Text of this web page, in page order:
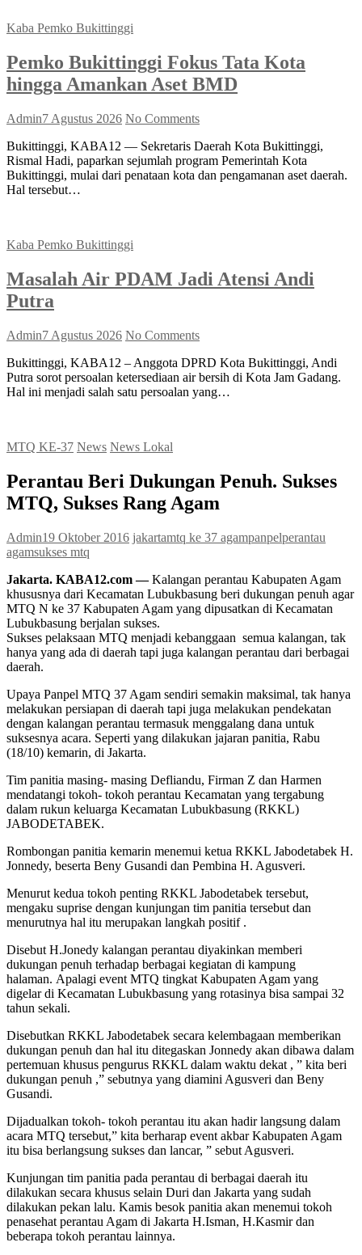
Kaba Pemko Bukittinggi
Pemko Bukittinggi Fokus Tata Kota
hingga Amankan Aset BMD
Admin7 Agustus 2026 No Comments
Bukittinggi, KABA12 — Sekretaris Daerah Kota Bukittinggi,
Rismal Hadi, paparkan sejumlah program Pemerintah Kota
Bukittinggi, mulai dari penataan kota dan pengamanan aset daerah.
Hal tersebut…
Kaba Pemko Bukittinggi
Masalah Air PDAM Jadi Atensi Andi
Putra
Admin7 Agustus 2026 No Comments
Bukittinggi, KABA12 – Anggota DPRD Kota Bukittinggi, Andi
Putra sorot persoalan ketersediaan air bersih di Kota Jam Gadang.
Hal ini menjadi salah satu persoalan yang…
MTQ KE-37 News News Lokal
Perantau Beri Dukungan Penuh. Sukses
MTQ, Sukses Rang Agam
Admin19 Oktober 2016 jakartamtq ke 37 agampanpelperantau
agamsukses mtq
Jakarta. KABA12.com —Kalangan perantau Kabupaten Agam
khususnya dari Kecamatan Lubukbasung beri dukungan penuh agar
MTQ N ke 37 Kabupaten Agam yang dipusatkan di Kecamatan
Lubukbasung berjalan sukses.
Sukses pelaksaan MTQ menjadi kebanggaan semua kalangan, tak
hanya yang ada di daerah tapi juga kalangan perantau dari berbagai
daerah.
Upaya Panpel MTQ 37 Agam sendiri semakin maksimal, tak hanya
melakukan persiapan di daerah tapi juga melakukan pendekatan
dengan kalangan perantau termasuk menggalang dana untuk
suksesnya acara. Seperti yang dilakukan jajaran panitia, Rabu
(18/10) kemarin, di Jakarta.
Tim panitia masing- masing Defliandu, Firman Z dan Harmen
mendatangi tokoh- tokoh perantau Kecamatan yang tergabung
dalam rukun keluarga Kecamatan Lubukbasung (RKKL)
JABODETABEK.
Rombongan panitia kemarin menemui ketua RKKL Jabodetabek H.
Jonnedy, beserta Beny Gusandi dan Pembina H. Agusveri.
Menurut kedua tokoh penting RKKL Jabodetabek tersebut,
mengaku suprise dengan kunjungan tim panitia tersebut dan
menurutnya hal itu merupakan langkah positif .
Disebut H.Jonedy kalangan perantau diyakinkan memberi
dukungan penuh terhadap berbagai kegiatan di kampung
halaman. Apalagi event MTQ tingkat Kabupaten Agam yang
digelar di Kecamatan Lubukbasung yang rotasinya bisa sampai 32
tahun sekali.
Disebutkan RKKL Jabodetabek secara kelembagaan memberikan
dukungan penuh dan hal itu ditegaskan Jonnedy akan dibawa dalam
pertemuan khusus pengurus RKKL dalam waktu dekat , ” kita beri
dukungan penuh ,” sebutnya yang diamini Agusveri dan Beny
Gusandi.
Dijadualkan tokoh- tokoh perantau itu akan hadir langsung dalam
acara MTQ tersebut,” kita berharap event akbar Kabupaten Agam
itu bisa berlangsung sukses dan lancar, ” sebut Agusveri.
Kunjungan tim panitia pada perantau di berbagai daerah itu
dilakukan secara khusus selain Duri dan Jakarta yang sudah
dilakukan pekan lalu. Kamis besok panitia akan menemui tokoh
penasehat perantau Agam di Jakarta H.Isman, H.Kasmir dan
beberapa tokoh perantau lainnya.